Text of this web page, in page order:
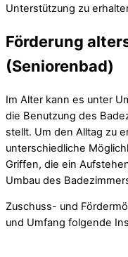
Unterstützung zu
Förderung
(Seniorenbad)
Im Alter kann es unter
die Benutzung des
stellt. Um den Alltag zu
unterschiedliche
Griffen, die ein
Umbau des
Zuschuss- und
und Umfang folgende